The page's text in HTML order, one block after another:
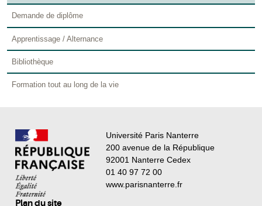
Demande de diplôme
Apprentissage / Alternance
Bibliothèque
Formation tout au long de la vie
Université Paris Nanterre
200 avenue de la République
92001 Nanterre Cedex
01 40 97 72 00
www.parisnanterre.fr
Plan du site